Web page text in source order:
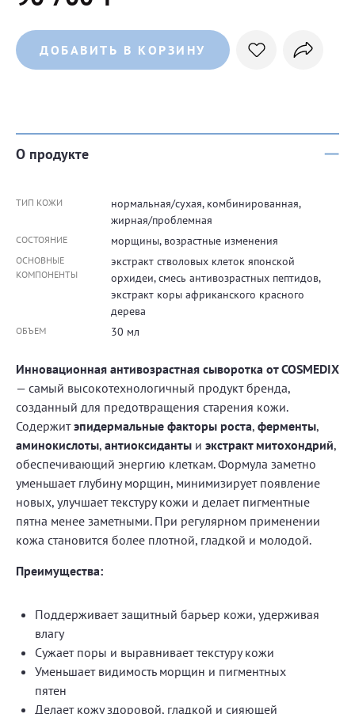
ДОБАВИТЬ В КОРЗИНУ
О продукте
ТИП КОЖИ
нормальная/сухая, комбинированная,
жирная/проблемная
СОСТОЯНИЕ морщины, возрастные изменения
ОСНОВНЫЕ
КОМПОНЕНТЫ
экстракт стволовых клеток японской
орхидеи, смесь антивозрастных пептидов,
экстракт коры африканского красного
дерева
ОБЪЕМ 30 мл
Инновационная антивозрастная сыворотка от COSMEDIX
— самый высокотехнологичный продукт бренда,
созданный для предотвращения старения кожи.
Содержитэпидермальные факторы роста, ферменты,
аминокислоты, антиоксиданты и экстракт митохондрий,
обеспечивающий энергию клеткам. Формула заметно
уменьшает глубину морщин, минимизирует появление
новых, улучшает текстуру кожи и делает пигментные
пятна менее заметными. При регулярном применении
кожа становится более плотной, гладкой и молодой.
Преимущества:
Поддерживает защитный барьер кожи, удерживая
влагу
Сужает поры и выравнивает текстуру кожи
Уменьшает видимость морщин и пигментных
пятен
Делает кожу здоровой, гладкой и сияющей